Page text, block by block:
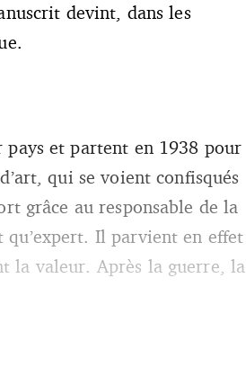
devint, dans les
pays et partent en 1938 pour
qui se voient confisqués
grâce au responsable de la
Il parvient en effet
la valeur. Après la guerre, la